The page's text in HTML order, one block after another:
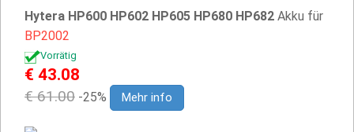
Hytera HP600 HP602 HP605 HP680 HP682 Akku für
BP2002
Vorrätig
€ 43.08
€ 61.00 -25% Mehr info